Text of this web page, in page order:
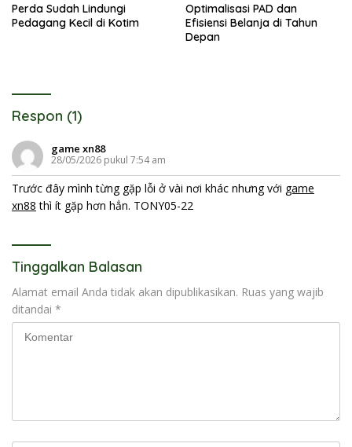
Perda Sudah Lindungi
Pedagang Kecil di Kotim
Optimalisasi PAD dan
Efisiensi Belanja di Tahun
Depan
Respon (1)
game xn88
28/05/2026 pukul 7:54 am
Trước đây mình từng gặp lỗi ở vài nơi khác nhưng với game
xn88 thì ít gặp hơn hẳn. TONY05-22
Tinggalkan Balasan
Alamat email Anda tidak akan dipublikasikan. Ruas yang wajib
ditandai *